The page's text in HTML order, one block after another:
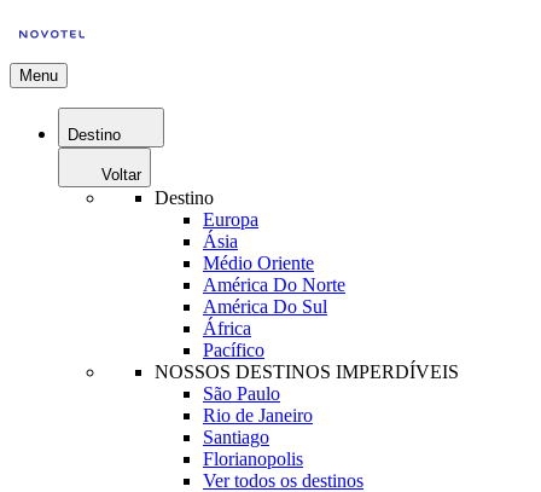
Menu
Destino
Voltar
Destino
Europa
Ásia
Médio Oriente
América Do Norte
América Do Sul
África
Pacífico
NOSSOS DESTINOS IMPERDÍVEIS
São Paulo
Rio de Janeiro
Santiago
Florianopolis
Ver todos os destinos